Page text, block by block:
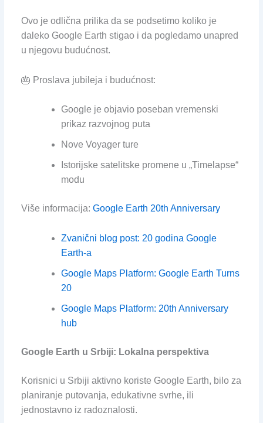
Ovo je odlična prilika da se podsetimo koliko je
daleko Google Earth stigao i da pogledamo unapred
u njegovu budućnost.
🎂 Proslava jubileja i budućnost:
Google je objavio poseban vremenski
prikaz razvojnog puta
Nove Voyager ture
Istorijske satelitske promene u „Timelapse“
modu
Više informacija: Google Earth 20th Anniversary
Zvanični blog post: 20 godina Google
Earth-a
Google Maps Platform: Google Earth Turns
20
Google Maps Platform: 20th Anniversary
hub
Google Earth u Srbiji: Lokalna perspektiva
Korisnici u Srbiji aktivno koriste Google Earth, bilo za
planiranje putovanja, edukativne svrhe, ili
jednostavno iz radoznalosti.